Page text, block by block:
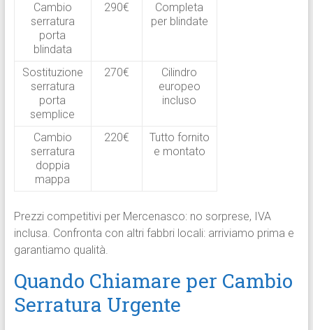
Cambio
serratura
porta
blindata
290€
Completa
per blindate
Sostituzione
serratura
porta
semplice
270€
Cilindro
europeo
incluso
Cambio
serratura
doppia
mappa
220€
Tutto fornito
e montato
Prezzi competitivi per Mercenasco: no sorprese, IVA
inclusa. Confronta con altri fabbri locali: arriviamo prima e
garantiamo qualità.
Quando Chiamare per Cambio
Serratura Urgente